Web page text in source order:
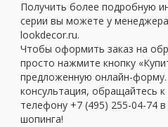
Получить более подробную
серии вы можете у
lookdecor.ru.
Чтобы оформить заказ на
просто нажмите кнопку
предложенную онлайн-
консультация, обращайтесь
телефону +7 (495) 255-04-74
шопинга!